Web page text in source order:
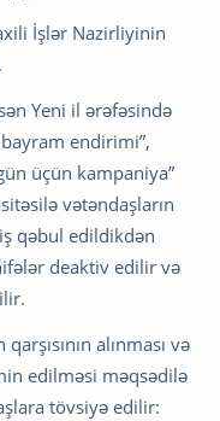
İşlər Nazirliyinin
Yeni il ərəfəsində
endirimi”,
üçün kampaniya”
vətəndaşların
qəbul edildikdən
deaktiv edilir və
alınması və
edilməsi məqsədilə
tövsiyə edilir: